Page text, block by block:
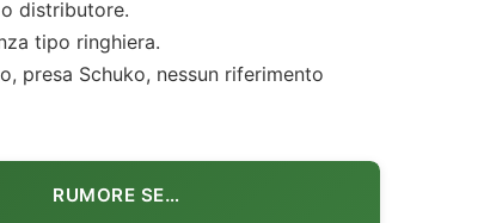
o distributore.
tipo ringhiera.
presa Schuko, nessun riferimento
RUMORE SE…